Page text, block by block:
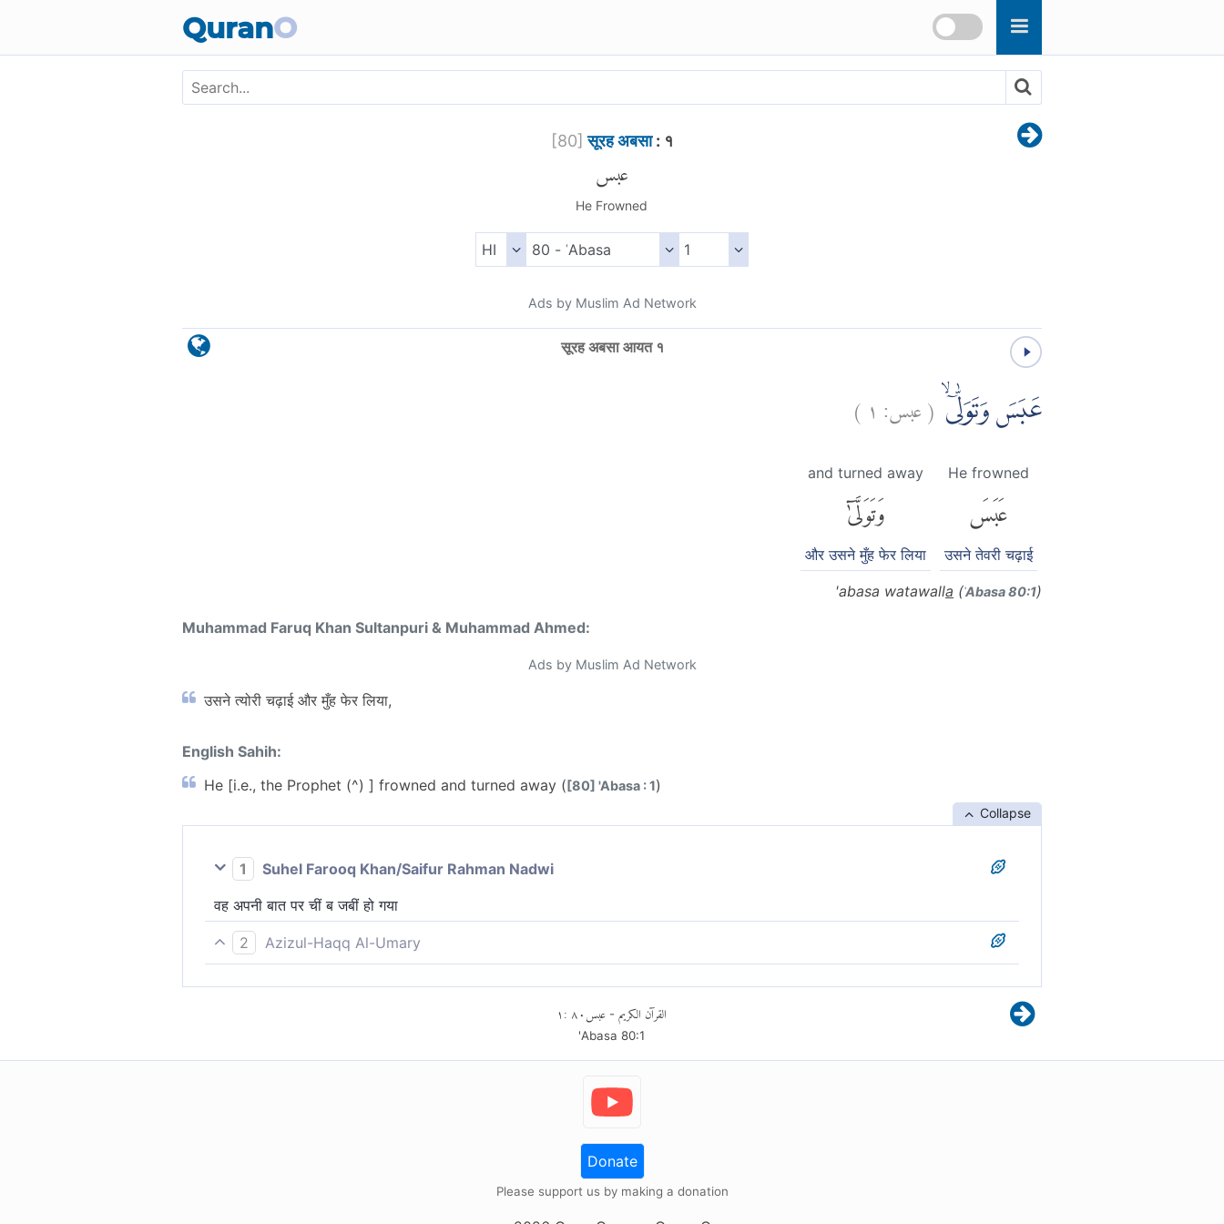
QuranO
[80] सूरह अबसा: १
عبس
He Frowned
Ads by Muslim Ad Network
सूरह अबसा आयत १
عَبَسَ وَتَوَلّٰىٓۙ (عبس: ١ )
He frowned
عَبَسَ
उसने तेवरी चढ़ाई
and turned away
وَتَوَلَّىٰٓ
और उसने मुँह फेर लिया
'abasa watawalla (ʿAbasa 80:1)
Muhammad Faruq Khan Sultanpuri & Muhammad Ahmed:
Ads by Muslim Ad Network
उसने त्योरी चढ़ाई और मुँह फेर लिया,
English Sahih:
He [i.e., the Prophet (^) ] frowned and turned away ([80] 'Abasa : 1)
Collapse
1
Suhel Farooq Khan/Saifur Rahman Nadwi
वह अपनी बात पर चीं ब जबीं हो गया
2
Azizul-Haqq Al-Umary
القرآن الكريم - عبس٨٠:١
'Abasa 80:1
Donate
Please support us by making a donation